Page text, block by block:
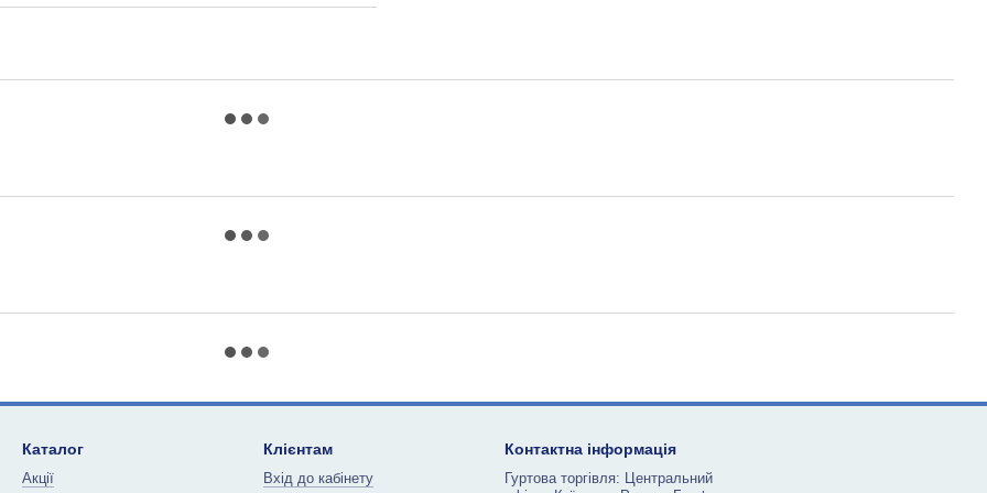
Каталог
Акції
Клієнтам
Вхід до кабінету
Контактна інформація
Гуртова торгівля: Центральний